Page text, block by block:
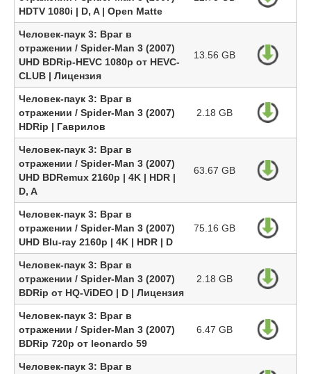
HDTV 1080i | D, A | Open Matte
Человек-паук 3: Враг в
отражении / Spider-Man 3 (2007)
UHD BDRip-HEVC 1080p от HEVC-
CLUB | Лицензия
13.56 GB
Человек-паук 3: Враг в
отражении / Spider-Man 3 (2007)
HDRip | Гаврилов
2.18 GB
Человек-паук 3: Враг в
отражении / Spider-Man 3 (2007)
UHD BDRemux 2160p | 4K | HDR |
D, A
63.67 GB
Человек-паук 3: Враг в
отражении / Spider-Man 3 (2007)
UHD Blu-ray 2160p | 4K | HDR | D
75.16 GB
Человек-паук 3: Враг в
отражении / Spider-Man 3 (2007)
BDRip от HQ-ViDEO | D | Лицензия
2.18 GB
Человек-паук 3: Враг в
отражении / Spider-Man 3 (2007)
BDRip 720p от leonardo 59
6.47 GB
Человек-паук 3: Враг в